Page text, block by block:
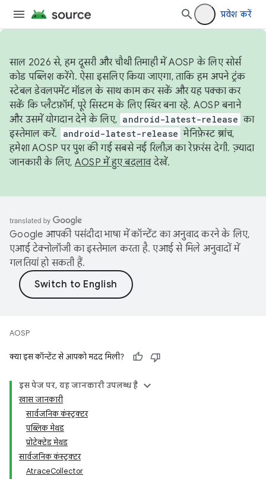
प्रवेश करें
साल 2026 से, हम दूसरी और चौथी तिमाही में AOSP के लिए सोर्स
कोड पब्लिश करेंगे. ऐसा इसलिए किया जाएगा, ताकि हम अपने ट्रंक
स्टेबल डेवलपमेंट मॉडल के साथ काम कर सकें और यह पक्का कर
सकें कि प्लैटफ़ॉर्म, पूरे सिस्टम के लिए स्थिर बना रहे. AOSP बनाने
और उसमें योगदान देने के लिए, android-latest-release का
इस्तेमाल करें.
android-latest-release मेनिफ़ेस्ट ब्रांच,
हमेशा AOSP पर पुश की गई सबसे नई रिलीज़ का रेफ़रंस देगी. ज़्यादा
जानकारी के लिए, AOSP में हुए बदलावदेखें.
Google आपकी पसंदीदा भाषा में कॉन्टेंट का अनुवाद करने के लिए,
एआई टेक्नोलॉजी का इस्तेमाल करता है. एआई से मिले अनुवादों में
गलतियां हो सकती हैं.
AOSP
क्या इस कॉन्टेंट से आपको मदद मिली?
इस पेज पर, यह जानकारी उपलब्ध है
खास जानकारी
सार्वजनिक कंस्ट्रक्टर
पब्लिक मेथड
प्रोटेक्टेड मेथड
सार्वजनिक कंस्ट्रक्टर
AtraceCollector